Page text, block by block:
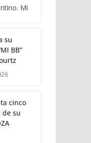
Mi
su
BB”
cinco
de su